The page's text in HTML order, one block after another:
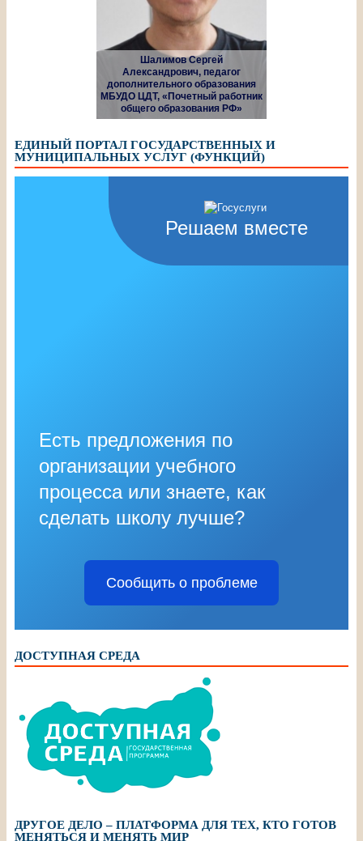
Шалимов Сергей
Александрович, педагог
дополнительного образования
МБУДО ЦДТ, «Почетный работник
общего образования РФ»
ЕДИНЫЙ ПОРТАЛ ГОСУДАРСТВЕННЫХ И
МУНИЦИПАЛЬНЫХ УСЛУГ (ФУНКЦИЙ)
Решаем вместе
Есть предложения по
организации учебного
процесса или знаете, как
сделать школу лучше?
Сообщить о проблеме
ДОСТУПНАЯ СРЕДА
ДРУГОЕ ДЕЛО – ПЛАТФОРМА ДЛЯ ТЕХ, КТО ГОТОВ
МЕНЯТЬСЯ И МЕНЯТЬ МИР